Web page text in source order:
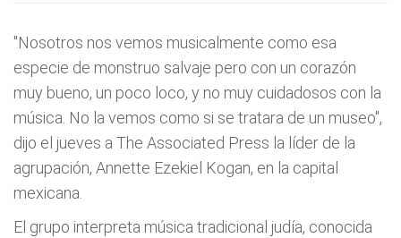
"Nosotros nos vemos musicalmente como esa
especie de monstruo salvaje pero con un corazón
muy bueno, un poco loco, y no muy cuidadosos con la
música. No la vemos como si se tratara de un museo",
dijo el jueves a The Associated Press la líder de la
agrupación, Annette Ezekiel Kogan, en la capital
mexicana.
El grupo interpreta música tradicional judía, conocida